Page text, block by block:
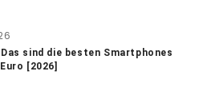
sind die besten Smartphones
[2026]